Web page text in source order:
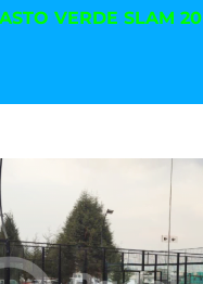
VERDE SLAM 20